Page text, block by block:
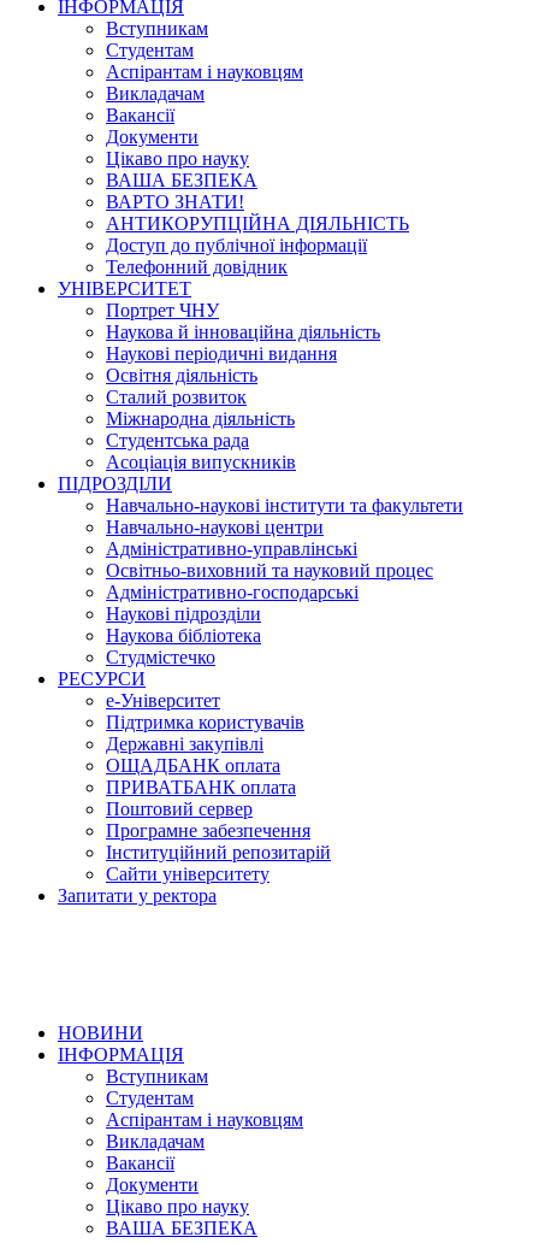
ІНФОРМАЦІЯ
Вступникам
Студентам
Аспірантам і науковцям
Викладачам
Вакансії
Документи
Цікаво про науку
ВАША БЕЗПЕКА
ВАРТО ЗНАТИ!
АНТИКОРУПЦІЙНА ДІЯЛЬНІСТЬ
Доступ до публічної інформації
Телефонний довідник
УНІВЕРСИТЕТ
Портрет ЧНУ
Наукова й інноваційна діяльність
Наукові періодичні видання
Освітня діяльність
Сталий розвиток
Міжнародна діяльність
Студентська рада
Асоціація випускників
ПІДРОЗДІЛИ
Навчально-наукові інститути та факультети
Навчально-наукові центри
Адміністративно-управлінські
Освітньо-виховний та науковий процес
Адміністративно-господарські
Наукові підрозділи
Наукова бібліотека
Студмістечко
РЕСУРСИ
е-Університет
Підтримка користувачів
Державні закупівлі
ОЩАДБАНК оплата
ПРИВАТБАНК оплата
Поштовий сервер
Програмне забезпечення
Інституційний репозитарій
Сайти університету
Запитати у ректора
НОВИНИ
ІНФОРМАЦІЯ
Вступникам
Студентам
Аспірантам і науковцям
Викладачам
Вакансії
Документи
Цікаво про науку
ВАША БЕЗПЕКА